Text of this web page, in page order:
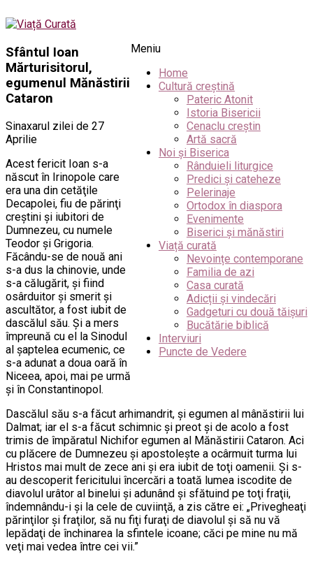
Meniu
Home
Cultură creștină
Pateric Atonit
Istoria Bisericii
Cenaclu creștin
Artă sacră
Noi și Biserica
Rânduieli liturgice
Predici și cateheze
Pelerinaje
Ortodox în diaspora
Evenimente
Biserici și mănăstiri
Viață curată
Nevoințe contemporane
Familia de azi
Casa curată
Adicții și vindecări
Gadgeturi cu două tăișuri
Bucătărie biblică
Interviuri
Puncte de Vedere
Sfântul Ioan
Mărturisitorul,
egumenul Mănăstirii
Cataron
Sinaxarul zilei de 27
Aprilie
Acest fericit Ioan s-a
născut în Irinopole care
era una din cetăţile
Decapolei, fiu de părinţi
creştini şi iubitori de
Dumnezeu, cu numele
Teodor şi Grigoria.
Făcându-se de nouă ani
s-a dus la chinovie, unde
s-a călugărit, şi fiind
osârduitor şi smerit şi
ascultător, a fost iubit de
dascălul său. Şi a mers
împreună cu el la Sinodul
al şaptelea ecumenic, ce
s-a adunat a doua oară în
Niceea, apoi, mai pe urmă
şi în Constantinopol.
Dascălul său s-a făcut arhimandrit, şi egumen al mânăstirii lui
Dalmat; iar el s-a făcut schimnic şi preot şi de acolo a fost
trimis de împăratul Nichifor egumen al Mănăstirii Cataron. Aci
cu plăcere de Dumnezeu şi apostoleşte a ocârmuit turma lui
Hristos mai mult de zece ani şi era iubit de toţi oamenii. Şi s-
au descoperit fericitului încercări a toată lumea iscodite de
diavolul urâtor al binelui şi adunând şi sfătuind pe toţi fraţii,
îndemnându-i şi la cele de cuviinţă, a zis către ei: „Privegheaţi
părinţilor şi fraţilor, să nu fiţi furaţi de diavolul şi să nu vă
lepădaţi de închinarea la sfintele icoane; căci pe mine nu mă
veţi mai vedea între cei vii.”